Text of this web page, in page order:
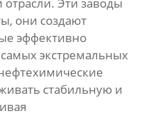
Эти заводы
они создают
эффективно
экстремальных
стабильную и